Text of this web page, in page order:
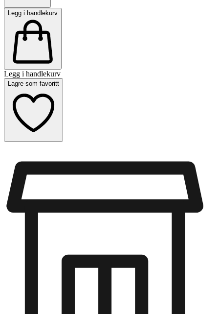
Legg i handlekurv
Legg i handlekurv
Lagre som favoritt